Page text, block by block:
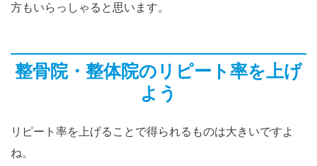
方もいらっしゃると思います。
整骨院・整体院のリピート率を上げ
よう
リピート率を上げることで得られるものは大きいですよ
ね。